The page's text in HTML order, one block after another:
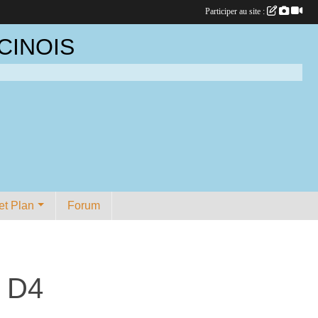
Plan Forum
D4
Participer au site :